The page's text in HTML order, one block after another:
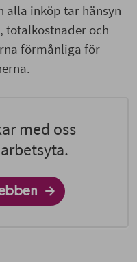
alla inköp tar hänsyn
totalkostnader och
förmånliga för
med oss